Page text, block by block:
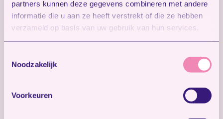
partners kunnen deze gegevens combineren met andere
informatie die u aan ze heeft verstrekt of die ze hebben
verzameld op basis van uw gebruik van hun services.
Noodzakelijk
Voorkeuren
Vrijblijvend een van onze locaties bezoeken
collega’s van Klantcontact staan voor je klaar.